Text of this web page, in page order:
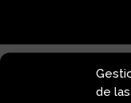
de
Copa